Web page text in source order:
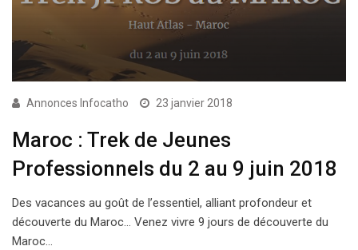
Annonces Infocatho 23 janvier 2018
Maroc : Trek de Jeunes
Professionnels du 2 au 9 juin 2018
Des vacances au goût de l’essentiel, alliant profondeur et
découverte du Maroc… Venez vivre 9 jours de découverte du
Maroc…